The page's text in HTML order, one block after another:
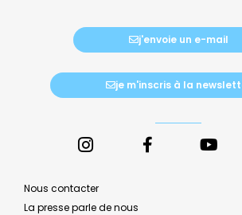
j'envoie un e-mail
je m'inscris à la
Nous contacter
La presse parle de nous